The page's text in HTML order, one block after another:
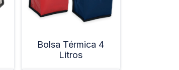
Bolsa Térmica 4
Litros